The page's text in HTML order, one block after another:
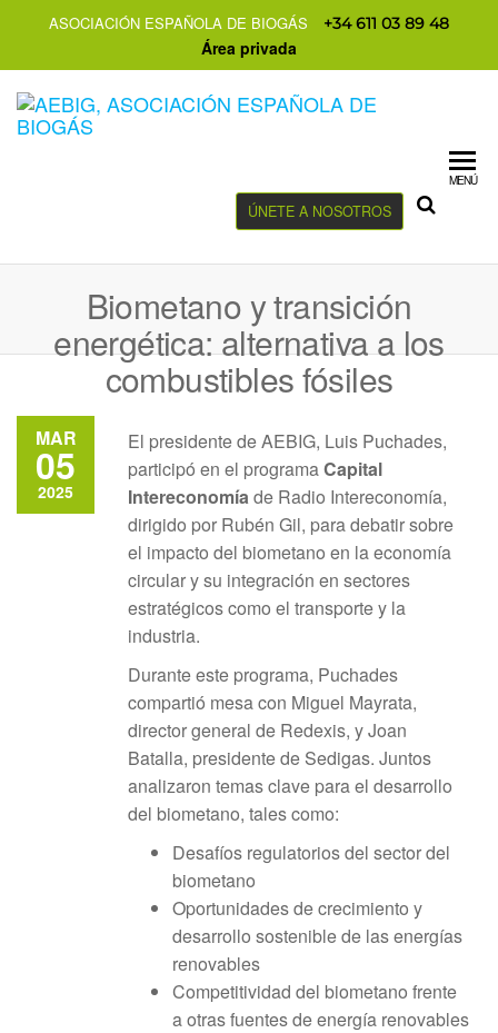
ASOCIACIÓN ESPAÑOLA DE BIOGÁS +34 611 03 89 48
Área privada
ÚNETE A NOSOTROS
MENÚ
Biometano y transición
energética: alternativa a los
combustibles fósiles
MAR
05
2025
El presidente de AEBIG, Luis Puchades,
participó en el programaCapital
Intereconomíade Radio Intereconomía,
dirigido por Rubén Gil, para debatir sobre
el impacto del biometano en la economía
circular y su integración en sectores
estratégicos como el transporte y la
industria.
Durante este programa, Puchades
compartió mesa con Miguel Mayrata,
director general de Redexis, y Joan
Batalla, presidente de Sedigas. Juntos
analizaron temas clave para el desarrollo
del biometano, tales como:
Desafíos regulatorios del sector del
biometano
Oportunidades de crecimiento y
desarrollo sostenible de las energías
renovables
Competitividad del biometano frente
a otras fuentes de energía renovables